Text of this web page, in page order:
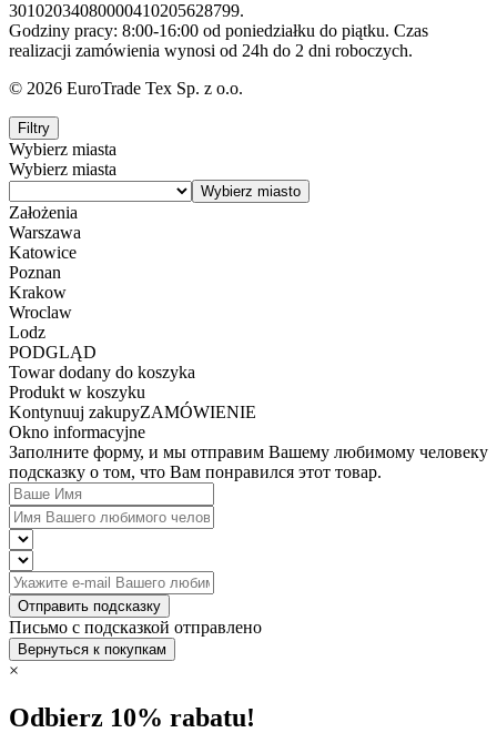
30102034080000410205628799.
Godziny pracy: 8:00-16:00 od poniedziałku do piątku. Czas
realizacji zamówienia wynosi od 24h do 2 dni roboczych.
© 2026 EuroTrade Tex Sp. z o.o.
Filtry
Wybierz miasta
Wybierz miasta
Założenia
Warszawa
Katowice
Poznan
Krakow
Wroclaw
Lodz
PODGLĄD
Towar dodany do koszyka
Produkt w koszyku
Kontynuuj zakupyZAMÓWIENIE
Okno informacyjne
Заполните форму, и мы отправим Вашему любимому человеку
подсказку о том, что Вам понравился этот товар.
Отправить подсказку
Письмо с подсказкой отправлено
Вернуться к покупкам
×
Odbierz 10% rabatu!